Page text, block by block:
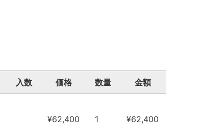
入数 価格 数量 金額
¥62,400 1 ¥62,400